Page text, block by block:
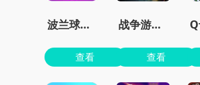
波兰球之征服世界无限金币版
查看
战争游戏红龙手机版
查看